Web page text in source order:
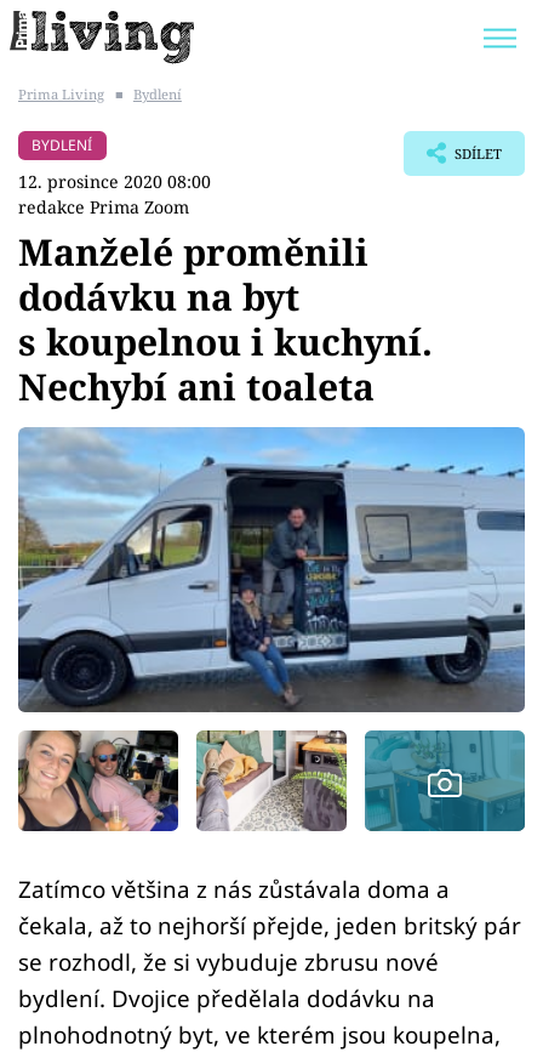
BYDLENÍ SLAVNÝCH
Témata
Bydlení
Zahrada
Design
Sledujte prima+
Přihlášení
Sledujte nás
Prima Living ■ Bydlení
BYDLENÍ
12. prosince 2020 08:00
redakce Prima Zoom
SDÍLET
Manželé proměnili
dodávku na byt
s koupelnou i kuchyní.
Nechybí ani toaleta
Zatímco většina z nás zůstávala doma a
čekala, až to nejhorší přejde, jeden britský pár
se rozhodl, že si vybuduje zbrusu nové
bydlení. Dvojice předělala dodávku na
plnohodnotný byt, ve kterém jsou koupelna,